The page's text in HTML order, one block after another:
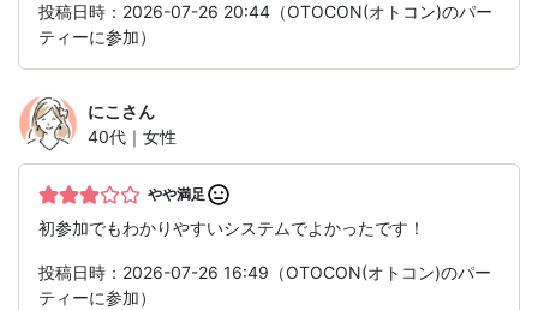
投稿日時：2026-07-26 20:44（OTOCON(オトコン)のパー
ティーに参加）
にこ さん
40代｜女性
やや満足
初参加でもわかりやすいシステムでよかったです！
投稿日時：2026-07-26 16:49（OTOCON(オトコン)のパー
ティーに参加）